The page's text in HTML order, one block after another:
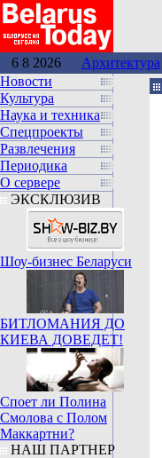
6 8 2026 Архитектура
Новости
Культура
Наука и техника
Спецпроекты
Развлечения
Периодика
О сервере
ЭКСКЛЮЗИВ
Шоу-бизнес Беларуси
БИТЛОМАНИЯ ДО
КИЕВА ДОВЕДЕТ!
Споет ли Полина
Смолова с Полом
Маккартни?
НАШ ПАРТНЕР